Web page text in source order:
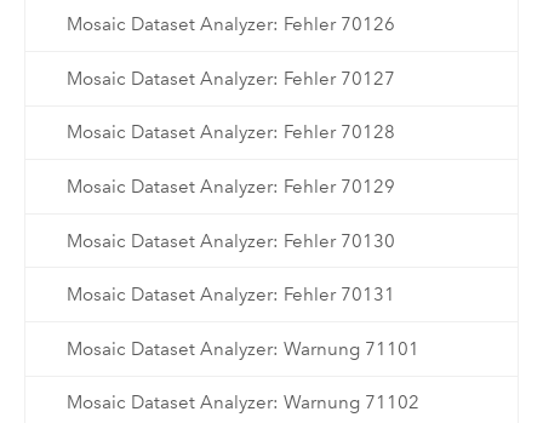
Mosaic Dataset Analyzer: Fehler 70126
Mosaic Dataset Analyzer: Fehler 70127
Mosaic Dataset Analyzer: Fehler 70128
Mosaic Dataset Analyzer: Fehler 70129
Mosaic Dataset Analyzer: Fehler 70130
Mosaic Dataset Analyzer: Fehler 70131
Mosaic Dataset Analyzer: Warnung 71101
Mosaic Dataset Analyzer: Warnung 71102